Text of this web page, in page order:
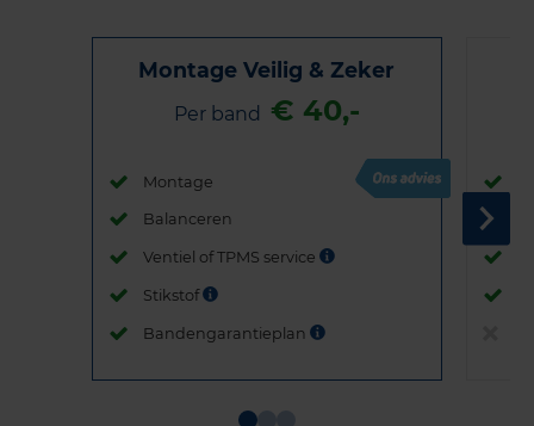
Montage Veilig & Zeker
Per band € 40,-
Montage
Balanceren
Ventiel of TPMS service
Stikstof
Bandengarantieplan